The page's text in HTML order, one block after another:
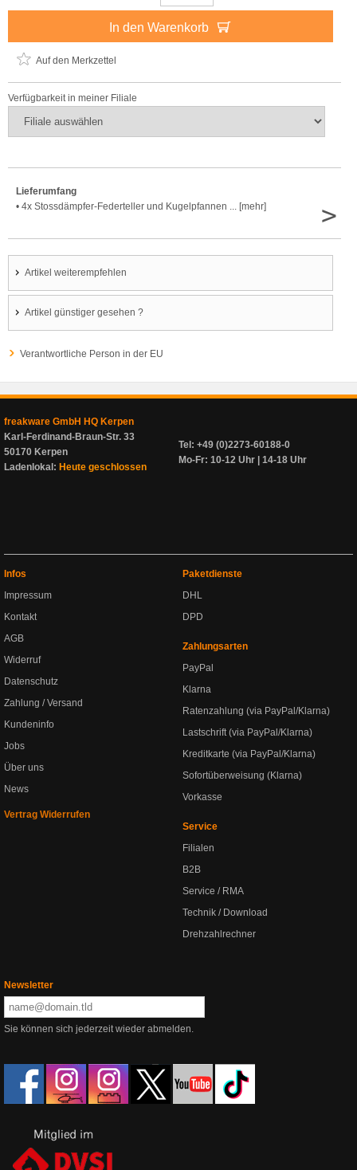
In den Warenkorb
Auf den Merkzettel
Verfügbarkeit in meiner Filiale
Lieferumfang
• 4x Stossdämpfer-Federteller und Kugelpfannen ... [mehr]
>
Artikel weiterempfehlen
Artikel günstiger gesehen ?
Verantwortliche Person in der EU
freakware GmbH HQ Kerpen
Karl-Ferdinand-Braun-Str. 33
50170 Kerpen
Ladenlokal: Heute geschlossen
Tel: +49 (0)2273-60188-0
Mo-Fr: 10-12 Uhr | 14-18 Uhr
Infos
Impressum
Kontakt
AGB
Widerruf
Datenschutz
Zahlung / Versand
Kundeninfo
Jobs
Über uns
News
Vertrag Widerrufen
Paketdienste
DHL
DPD
Zahlungsarten
PayPal
Klarna
Ratenzahlung (via PayPal/Klarna)
Lastschrift (via PayPal/Klarna)
Kreditkarte (via PayPal/Klarna)
Sofortüberweisung (Klarna)
Vorkasse
Service
Filialen
B2B
Service / RMA
Technik / Download
Drehzahlrechner
Newsletter
Sie können sich jederzeit wieder abmelden.